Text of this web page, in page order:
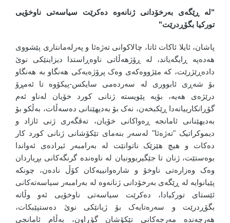
"لە ڕێگەی بەرخۆدانی ژنانەوە دەکرێت سیاسەتی ناوخۆیی
تورکیا بگۆڕدرێت"
پاشان، ئایلا ئاکات ئاتا، چالاکوانی تەژەئا و پەرلەمانتاری پێشووی
هەدەپە ڕایگەیاند، لە ڕۆژهەڵاتی ناوەڕاستدا دیزاینێکی نوێ
دادەڕێژرێت، کە مێژووەکەی وەک پرۆژەیەکی هەنگاو بە هەنگاو
بۆ شەڕی ئابووری لە سەردەمی سایکس-پیکۆوە تا ئەمڕۆ
درێژەی هەیە، بۆیە پێویستە ژنانی کورد خۆیان لەناو ئەم
گۆڕانکارییانەدا ڕێکبخەن، نەک بۆ بەدیهێنانی دەسەڵات، بەڵکو بۆ
بەدیهێنانی ئامانجە ڕەواکانی خۆیان، تەڤگەری ژنی ئازاد و
دیموکراتیک "تەژەئا" لەسەر بنەمای تێکۆشانی ژنانی کورد کار
دەکات و هیچ هێزێک ناتوانێت لە بەرامبەر ئیرادەی ئەواندا
بوەستێت، ژنان تا جێگیربوونیان لە ناوەندە گرنگەکانی بڕیاردان
وەک وەزارەتی ناوخۆ و شارەوانییەکان کۆڵ نادەن، چونکە
پێیانوایە لە ڕێگەی بەرخۆدانی ژنانەوە لە بەرامبەر سیاسەتەکانی
ئێستای تورکیادا، دەکرێت سیاسەتی ناوخۆیی ئەو وڵاتە
بگۆڕدرێت و سەرەتایەک بۆ ژیانێکی نوێ دەستپێبکات،
هەرچەندە مەرجەکانی تێکۆشان گۆڕاون، بەڵام ئامانجی